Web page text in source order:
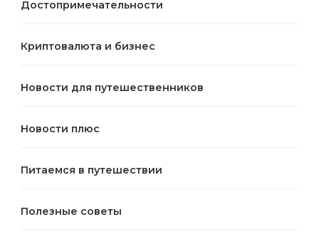
Достопримечательности
Криптовалюта и бизнес
Новости для путешественников
Новости плюс
Питаемся в путешествии
Полезные советы